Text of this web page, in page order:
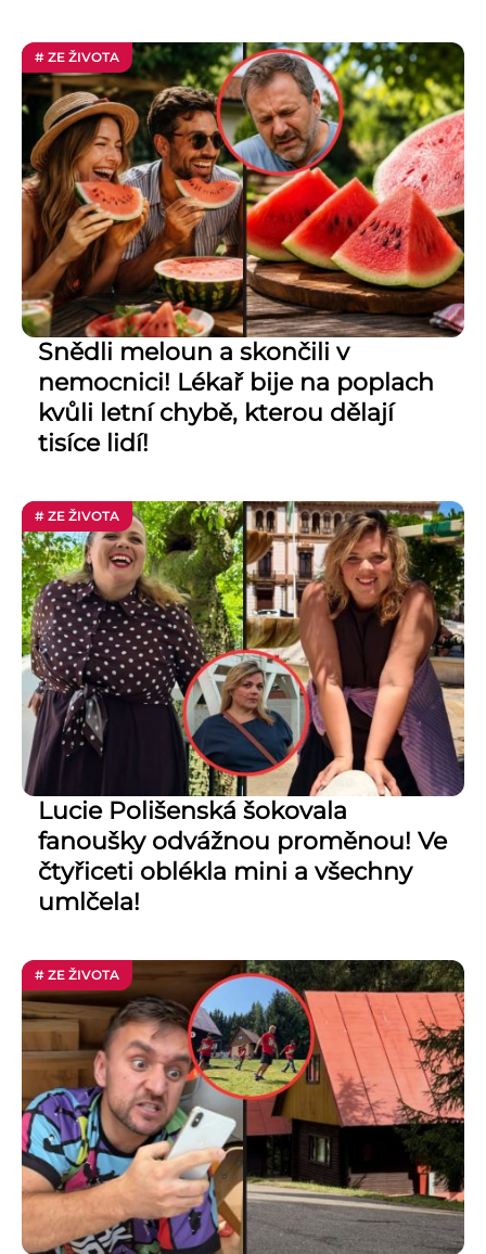
# ZE ŽIVOTA
Snědli meloun a skončili v
nemocnici! Lékař bije na poplach
kvůli letní chybě, kterou dělají
tisíce lidí!
# ZE ŽIVOTA
Lucie Polišenská šokovala
fanoušky odvážnou proměnou! Ve
čtyřiceti oblékla mini a všechny
umlčela!
# ZE ŽIVOTA